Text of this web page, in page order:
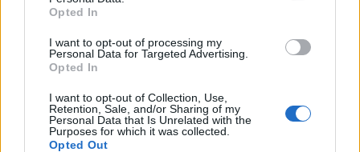
Opted In
I want to opt-out of processing my
Personal Data for Targeted Advertising.
Opted In
I want to opt-out of Collection, Use,
Retention, Sale, and/or Sharing of my
Personal Data that Is Unrelated with the
Purposes for which it was collected.
Opted Out
για τα 60 χρόνια από την εκδημία του επιστήμονα,
πολιτικού και εθνικού αγωνιστή (φωτος κ videos)